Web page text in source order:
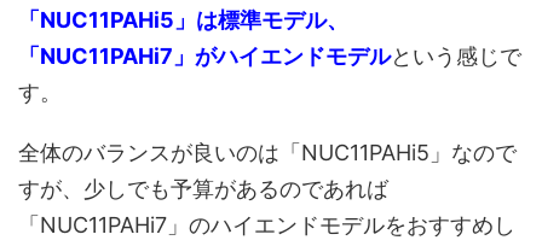
「NUC11PAHi5」は標準モデル、
「NUC11PAHi7」がハイエンドモデルという感じで
す。
全体のバランスが良いのは「NUC11PAHi5」なので
すが、少しでも予算があるのであれば
「NUC11PAHi7」のハイエンドモデルをおすすめし